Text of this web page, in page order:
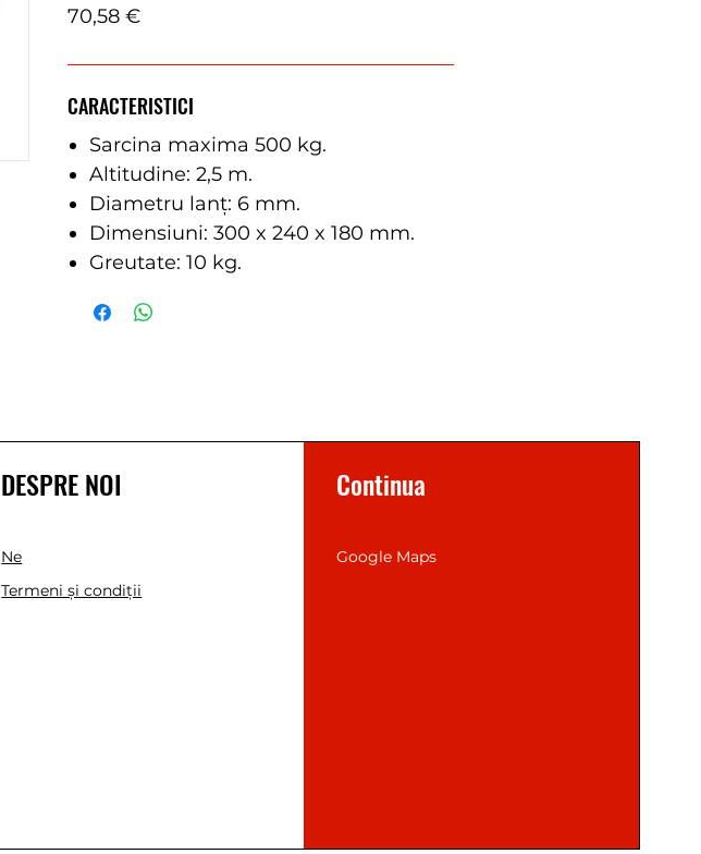
70,58 €
CARACTERISTICI
Sarcina maxima 500 kg.
Altitudine: 2,5 m.
Diametru lanț: 6 mm.
Dimensiuni: 300 x 240 x 180 mm.
Greutate: 10 kg.
DESPRE NOI
Ne
Termeni și condiții
Continua
Google Maps